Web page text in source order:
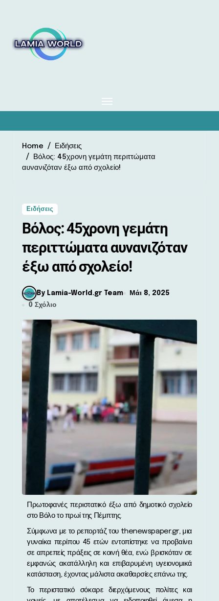
Home
Ειδήσεις
Βόλος: 45χρονη γεμάτη περιττώματα
αυνανιζόταν έξω από σχολείο!
Ειδήσεις
Βόλος: 45χρονη γεμάτη
περιττώματα αυνανιζόταν
έξω από σχολείο!
By Lamia-World.gr Team
Μάι 8, 2025
0 Σχόλιο
Πρωτοφανές περιστατικό έξω από δημοτικό σχολείο
στο Βόλο το πρωί της Πέμπτης.
Σύμφωνα με το ρεπορτάζ του thenewspaper.gr, μια
γυναίκα περίπου 45 ετών εντοπίστηκε να προβαίνει
σε απρεπείς πράξεις σε κοινή θέα, ενώ βρισκόταν σε
εμφανώς ακατάλληλη και επιβαρυμένη υγειονομικά
κατάσταση, έχοντας μάλιστα ακαθαρσίες επάνω της.
Το περιστατικό σόκαρε διερχόμενους πολίτες και